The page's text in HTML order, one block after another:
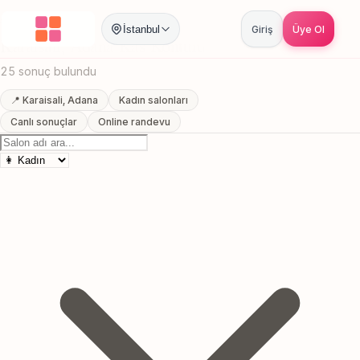
İstanbul Giriş Üye Ol
Anasayfa / Adana Karaisali Kas Konturu
Karaisali, Adana Kas Konturu
25 sonuç bulundu
📍 Karaisali, Adana
Kadın salonları
Canlı sonuçlar
Online randevu